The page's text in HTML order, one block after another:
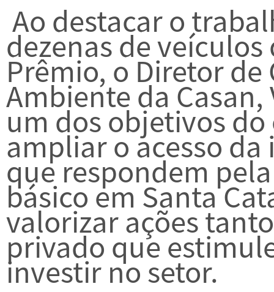
Ao destacar o
dezenas de
Prêmio, o Diretor de
Ambiente da
um dos objetivos
ampliar o acesso
que respondem
básico em Santa
valorizar ações
privado que
investir no setor.